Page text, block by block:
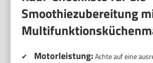
Smoothiezubereitung
✔ Motorleistung:Achte auf eine